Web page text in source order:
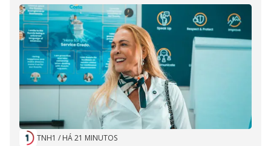
TNH1 / HÁ 21 MINUTOS